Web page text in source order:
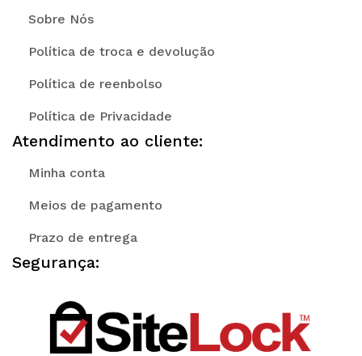
Sobre Nós
Política de troca e devolução
Política de reenbolso
Política de Privacidade
Atendimento ao cliente:
Minha conta
Meios de pagamento
Prazo de entrega
Segurança: